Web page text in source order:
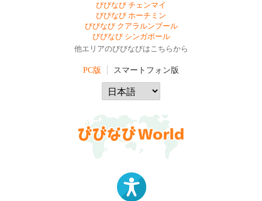
びびなび チェンマイ
びびなび ホーチミン
びびなび クアラルンプール
びびなび シンガポール
他エリアのびびなびはこちらから
PC版 スマートフォン版